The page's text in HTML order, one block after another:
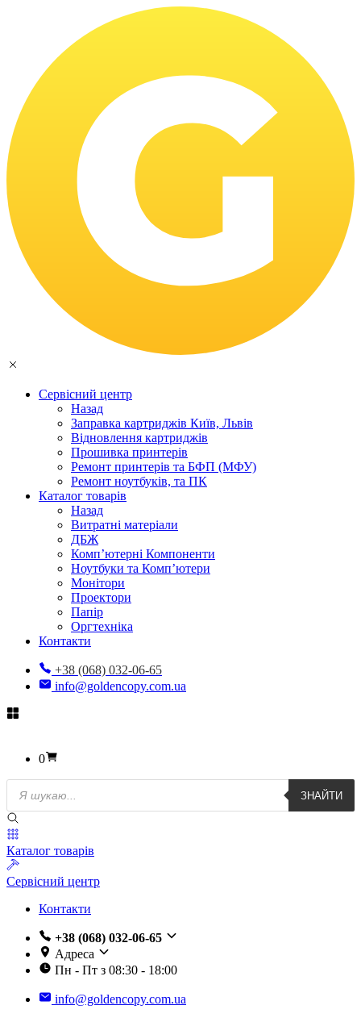
Сервісний центр
Назад
Заправка картриджів Київ, Львів
Відновлення картриджів
Прошивка принтерів
Ремонт принтерів та БФП (МФУ)
Ремонт ноутбуків, та ПК
Каталог товарів
Назад
Витратні матеріали
ДБЖ
Комп’ютерні Компоненти
Ноутбуки та Комп’ютери
Монітори
Проектори
Папір
Оргтехніка
Контакти
+38 (068) 032-06-65
info@goldencopy.com.ua
0
Пошук
товарів
ЗНАЙТИ
Каталог товарів
Сервісний центр
Контакти
+38 (068) 032-06-65
Адреса
Пн - Пт з 08:30 - 18:00
info@goldencopy.com.ua